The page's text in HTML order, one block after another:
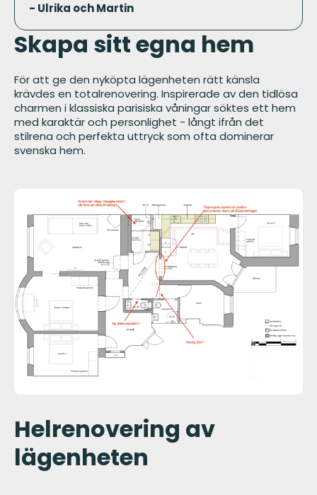
- Ulrika och Martin
Skapa sitt egna hem
För att ge den nyköpta lägenheten rätt känsla
krävdes en totalrenovering. Inspirerade av den tidlösa
charmen i klassiska parisiska våningar söktes ett hem
med karaktär och personlighet - långt ifrån det
stilrena och perfekta uttryck som ofta dominerar
svenska hem.
Helrenovering av
lägenheten